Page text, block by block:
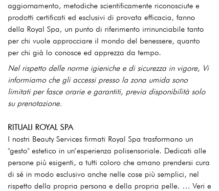
aggiornamento, metodiche scientificamente riconosciute e
prodotti certificati ed esclusivi di provata efficacia, fanno
della Royal Spa, un punto di riferimento irrinunciabile tanto
per chi vuole approcciare il mondo del benessere, quanto
per chi già lo conosce ed apprezza da tempo.
Nel rispetto delle norme igieniche e di sicurezza in vigore, Vi
informiamo che gli accessi presso la zona umida sono
limitati per fasce orarie e garantiti, previa disponibilità solo
su prenotazione.
RITUALI ROYAL SPA
I nostri Beauty Services firmati Royal Spa trasformano un
"gesto" estetico in un’esperienza polisensoriale. Dedicati alle
persone più esigenti, a tutti coloro che amano prendersi cura
di sé in modo esclusivo anche nelle cose più semplici, nel
rispetto della propria persona e della propria pelle. … Veri e